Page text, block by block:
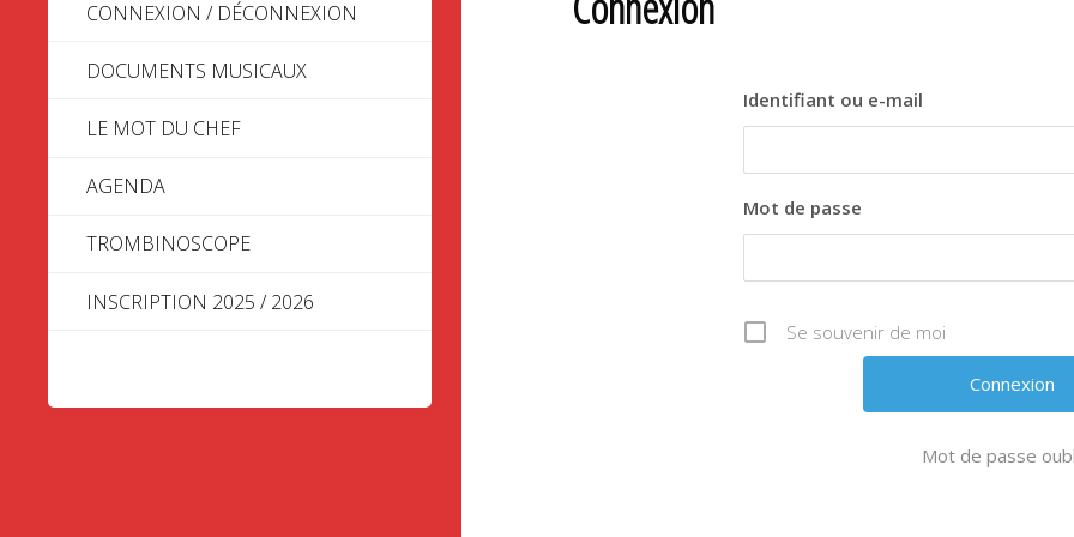
Identifiant ou e-mail
Mot de passe
Se souvenir de moi
Mot de passe
CONNEXION / DÉCONNEXION
DOCUMENTS MUSICAUX
LE MOT DU CHEF
AGENDA
TROMBINOSCOPE
INSCRIPTION 2025 / 2026